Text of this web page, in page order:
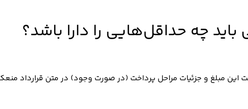
باید چه حداقل‌هایی را دارا باشد؟
این مبلغ و جزئیات مراحل پرداخت (در صورت وجود) در متن قرارداد